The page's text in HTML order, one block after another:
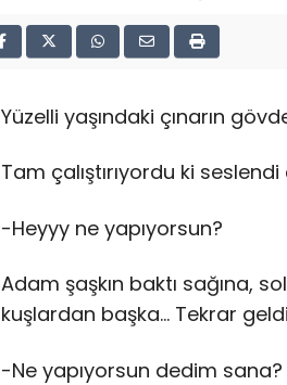
Yüzelli yaşındaki çınarın
Tam çalıştırıyordu ki
-Heyyy ne yapıyorsun?
Adam şaşkın baktı sağına,
kuşlardan başka… Tekrar
-Ne yapıyorsun dedim sana?